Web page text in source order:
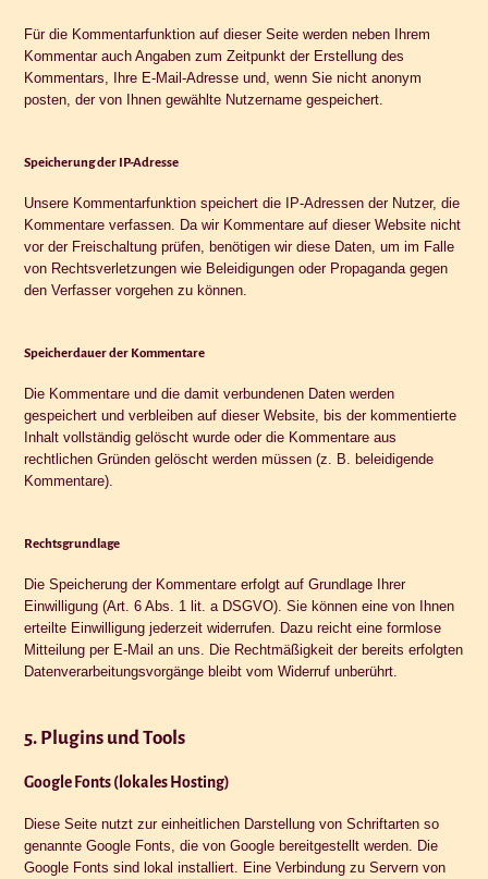
Für die Kommentarfunktion auf dieser Seite werden neben Ihrem
Kommentar auch Angaben zum Zeitpunkt der Erstellung des
Kommentars, Ihre E-Mail-Adresse und, wenn Sie nicht anonym
posten, der von Ihnen gewählte Nutzername gespeichert.
Speicherung der IP-Adresse
Unsere Kommentarfunktion speichert die IP-Adressen der Nutzer, die
Kommentare verfassen. Da wir Kommentare auf dieser Website nicht
vor der Freischaltung prüfen, benötigen wir diese Daten, um im Falle
von Rechtsverletzungen wie Beleidigungen oder Propaganda gegen
den Verfasser vorgehen zu können.
Speicherdauer der Kommentare
Die Kommentare und die damit verbundenen Daten werden
gespeichert und verbleiben auf dieser Website, bis der kommentierte
Inhalt vollständig gelöscht wurde oder die Kommentare aus
rechtlichen Gründen gelöscht werden müssen (z. B. beleidigende
Kommentare).
Rechtsgrundlage
Die Speicherung der Kommentare erfolgt auf Grundlage Ihrer
Einwilligung (Art. 6 Abs. 1 lit. a DSGVO). Sie können eine von Ihnen
erteilte Einwilligung jederzeit widerrufen. Dazu reicht eine formlose
Mitteilung per E-Mail an uns. Die Rechtmäßigkeit der bereits erfolgten
Datenverarbeitungsvorgänge bleibt vom Widerruf unberührt.
5. Plugins und Tools
Google Fonts (lokales Hosting)
Diese Seite nutzt zur einheitlichen Darstellung von Schriftarten so
genannte Google Fonts, die von Google bereitgestellt werden. Die
Google Fonts sind lokal installiert. Eine Verbindung zu Servern von